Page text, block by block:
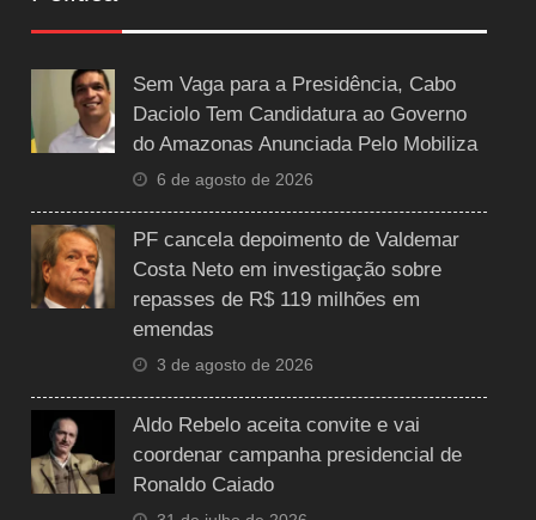
Sem Vaga para a Presidência, Cabo
Daciolo Tem Candidatura ao Governo
do Amazonas Anunciada Pelo Mobiliza
6 de agosto de 2026
PF cancela depoimento de Valdemar
Costa Neto em investigação sobre
repasses de R$ 119 milhões em
emendas
3 de agosto de 2026
Aldo Rebelo aceita convite e vai
coordenar campanha presidencial de
Ronaldo Caiado